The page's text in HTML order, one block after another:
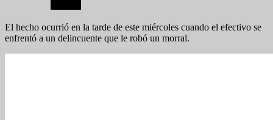
El hecho ocurrió en la tarde de este miércoles cuando el efectivo se
enfrentó a un delincuente que le robó un morral.